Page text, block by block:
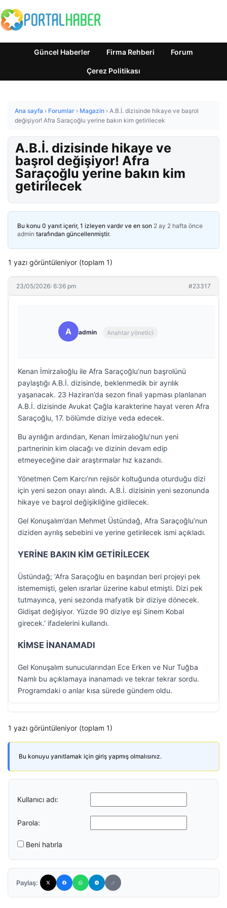
Güncel Haberler Firma Rehberi Forum
Çerez Politikası
Ana sayfa › Forumlar › Magazin › A.B.İ. dizisinde hikaye ve başrol
değişiyor! Afra Saraçoğlu yerine bakın kim getirilecek
A.B.İ. dizisinde hikaye ve
başrol değişiyor! Afra
Saraçoğlu yerine bakın kim
getirilecek
Bu konu 0 yanıt içerir, 1 izleyen vardır ve en son 2 ay 2 hafta önce
admin tarafından güncellenmiştir.
1 yazı görüntüleniyor (toplam 1)
23/05/2026: 6:36 pm #23317
A admin Anahtar yönetici
Kenan İmirzalıoğlu ile Afra Saraçoğlu’nun başrolünü
paylaştığı A.B.İ. dizisinde, beklenmedik bir ayrılık
yaşanacak. 23 Haziran’da sezon finali yapması planlanan
A.B.İ. dizisinde Avukat Çağla karakterine hayat veren Afra
Saraçoğlu, 17. bölümde diziye veda edecek.
Bu ayrılığın ardından, Kenan İmirzalıoğlu’nun yeni
partnerinin kim olacağı ve dizinin devam edip
etmeyeceğine dair araştırmalar hız kazandı.
Yönetmen Cem Karcı’nın rejisör koltuğunda oturduğu dizi
için yeni sezon onayı alındı. A.B.İ. dizisinin yeni sezonunda
hikaye ve başrol değişikliğine gidilecek.
Gel Konuşalım’dan Mehmet Üstündağ, Afra Saraçoğlu’nun
diziden ayrılış sebebini ve yerine getirilecek ismi açıkladı.
YERİNE BAKIN KİM GETİRİLECEK
Üstündağ; ‘Afra Saraçoğlu en başından beri projeyi pek
istememişti, gelen ısrarlar üzerine kabul etmişti. Dizi pek
tutmayınca, yeni sezonda mafyatik bir diziye dönecek.
Gidişat değişiyor. Yüzde 90 diziye eşi Sinem Kobal
girecek.’ ifadelerini kullandı.
KİMSE İNANAMADI
Gel Konuşalım sunucularından Ece Erken ve Nur Tuğba
Namlı bu açıklamaya inanamadı ve tekrar tekrar sordu.
Programdaki o anlar kısa sürede gündem oldu.
1 yazı görüntüleniyor (toplam 1)
Bu konuyu yanıtlamak için giriş yapmış olmalısınız.
Kullanıcı adı:
Parola:
Beni hatırla
Paylaş: